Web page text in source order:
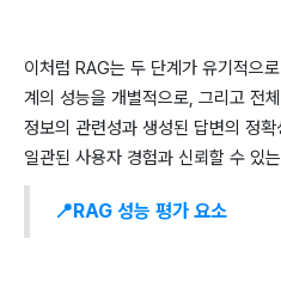
이처럼 RAG는 두 단계가 유기적으
계의 성능을 개별적으로, 그리고 전
정보의 관련성과 생성된 답변의 정
일관된 사용자 경험과 신뢰할 수 있
📍RAG 성능 평가 요소